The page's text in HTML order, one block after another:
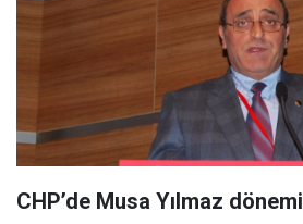
CHP’de Musa Yılmaz dönemi